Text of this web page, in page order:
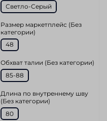
Светло-Серый
Размер маркетплейс (Без
категории)
48
Обхват талии (Без категории)
85-88
Длина по внутреннему шву
(Без категории)
80